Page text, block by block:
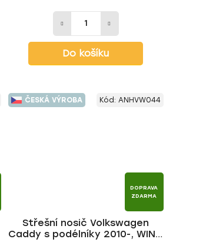
Do košíku
ČESKÁ VÝROBA
DOPRAVA
ZDARMA
Střešní nosič Volkswagen
Caddy s podélníky 2010-, WING
Kód: ANHVW044